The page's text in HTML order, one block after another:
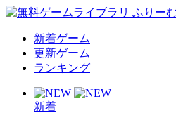
新着ゲーム
更新ゲーム
ランキング
新着